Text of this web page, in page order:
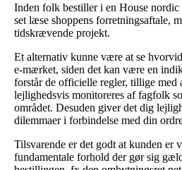
Inden folk bestiller i en House nordic
set læse shoppens forretningsaftale,
tidskrævende projekt.
Et alternativ kunne være at se
e-mærket, siden det kan være en
forstår de officielle regler, tillige med
lejlighedsvis monitoreres af fagfolk
området. Desuden giver det dig
dilemmaer i forbindelse med din
Tilsvarende er det godt at kunden er
fundamentale forhold der gør sig